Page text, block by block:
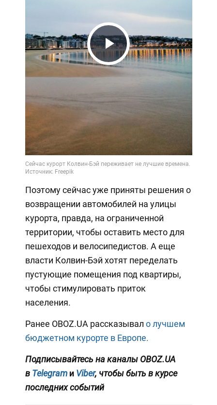
Play
Video
Поэтому сейчас уже приняты решения о
возвращении автомобилей на улицы
курорта, правда, на ограниченной
территории, чтобы оставить место для
пешеходов и велосипедистов. А еще
власти Колвин-Бэй хотят переделать
пустующие помещения под квартиры,
чтобы стимулировать приток
населения.
Ранее OBOZ.UA рассказывал о лучшем
бюджетном курорте в Европе.
Подписывайтесь на каналы OBOZ.UA
в Telegramи Viber, чтобы быть в курсе
последних событий